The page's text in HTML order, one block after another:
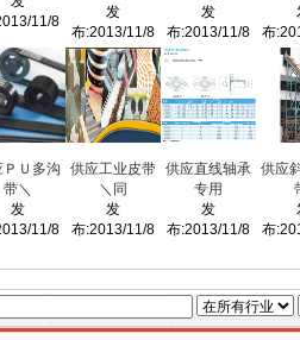
11/8
发
布:2013/11/8
发
布:2013/11/8
布
ＰＵ多沟
带＼
发
11/8
供应工业皮带
＼同
发
布:2013/11/8
供应直线轴承
专用
发
布:2013/11/8
供应
布